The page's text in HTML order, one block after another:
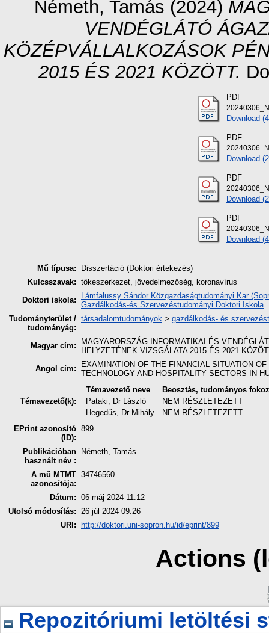
Németh, Tamás (2024)
VENDÉGLÁTÓ
KÖZÉPVÁLLALKOZÁSOK
2015 ÉS 2021 KÖZÖTT.
PDF
Download
PDF
Download
PDF
Download
PDF
Download
Mű típusa:
Disszertáció (Doktori értekezés)
Kulcsszavak: tőkeszerkezet, jövedelmezőség, koronavírus
Doktori iskola:
Lámfalussy Sándor Közgazdaságtudományi Kar
Gazdálkodás-és Szervezéstudományi Doktori Iskola
Tudományterület /
tudományág:
társadalomtudományok > gazdálkodás- és
Magyar cím:
MAGYARORSZÁG INFORMATIKAI ÉS
HELYZETÉNEK VIZSGÁLATA 2015 ÉS 2021
Angol cím:
EXAMINATION OF THE FINANCIAL SITUATION
TECHNOLOGY AND HOSPITALITY SECTORS IN
Témavezető(k):
Témavezető neve
Beosztás, tudományos
Pataki, Dr László
NEM RÉSZLETEZETT
Hegedűs, Dr Mihály
NEM RÉSZLETEZETT
EPrint azonosító
(ID):
899
Publikációban
használt név :
Németh, Tamás
A mű MTMT
azonosítója:
34746560
Dátum: 06 máj 2024 11:12
Utolsó módosítás: 26 júl 2024 09:26
URI:
http://doktori.uni-sopron.hu/id/eprint/899
Actions
Repozitóriumi letöltési